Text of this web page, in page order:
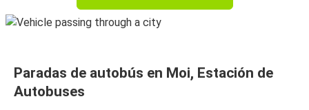
Paradas de autobús en Moi, Estación de
Autobuses